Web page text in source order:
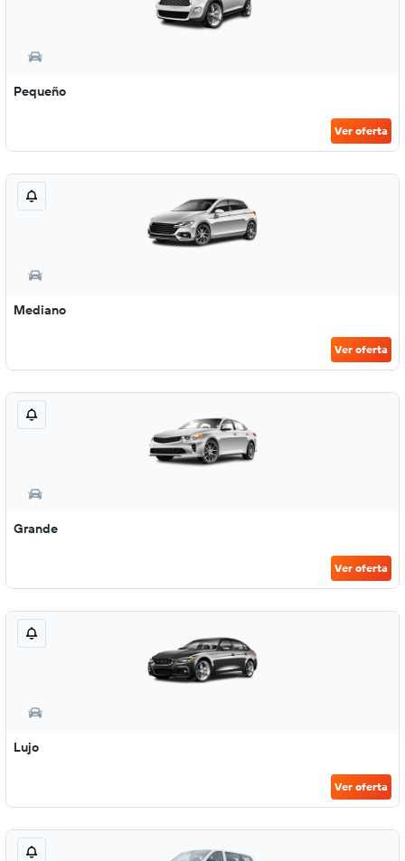
Pequeño
Ver oferta
Mediano
Ver oferta
Grande
Ver oferta
Lujo
Ver oferta